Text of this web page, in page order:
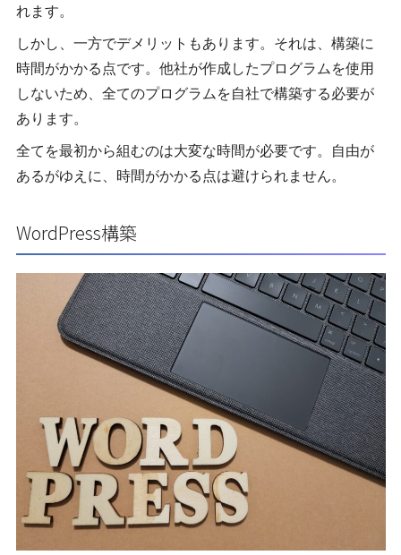
れます。
しかし、一方でデメリットもあります。それは、構築に
時間がかかる点です。他社が作成したプログラムを使用
しないため、全てのプログラムを自社で構築する必要が
あります。
全てを最初から組むのは大変な時間が必要です。自由が
あるがゆえに、時間がかかる点は避けられません。
WordPress構築